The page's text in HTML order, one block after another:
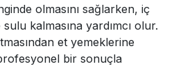
olmasını sağlarken, iç
kalmasına yardımcı olur.
et yemeklerine
bir sonuçla